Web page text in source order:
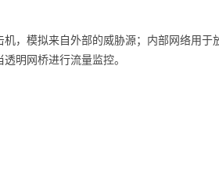
，模拟来自外部的威胁源；内部网络用于
明网桥进行流量监控。